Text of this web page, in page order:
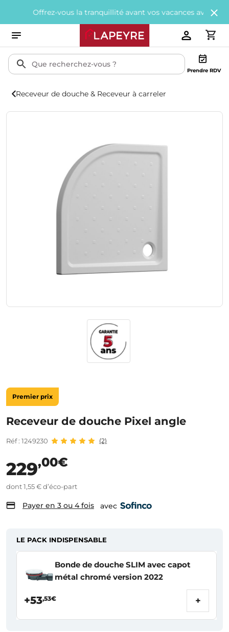
vous la tranquillité avant vos vacances avec200€ offerts
Prendre RDV
Receveur de douche & Receveur à carreler
Premier prix
Receveur de douche Pixel angle
Réf : 1249230 (2)
229,00€
dont 1,55 € d’éco-part
Payer en 3 ou 4 fois avec
LE PACK INDISPENSABLE
Bonde de douche SLIM avec capot
métal chromé version 2022
+53,53€ +